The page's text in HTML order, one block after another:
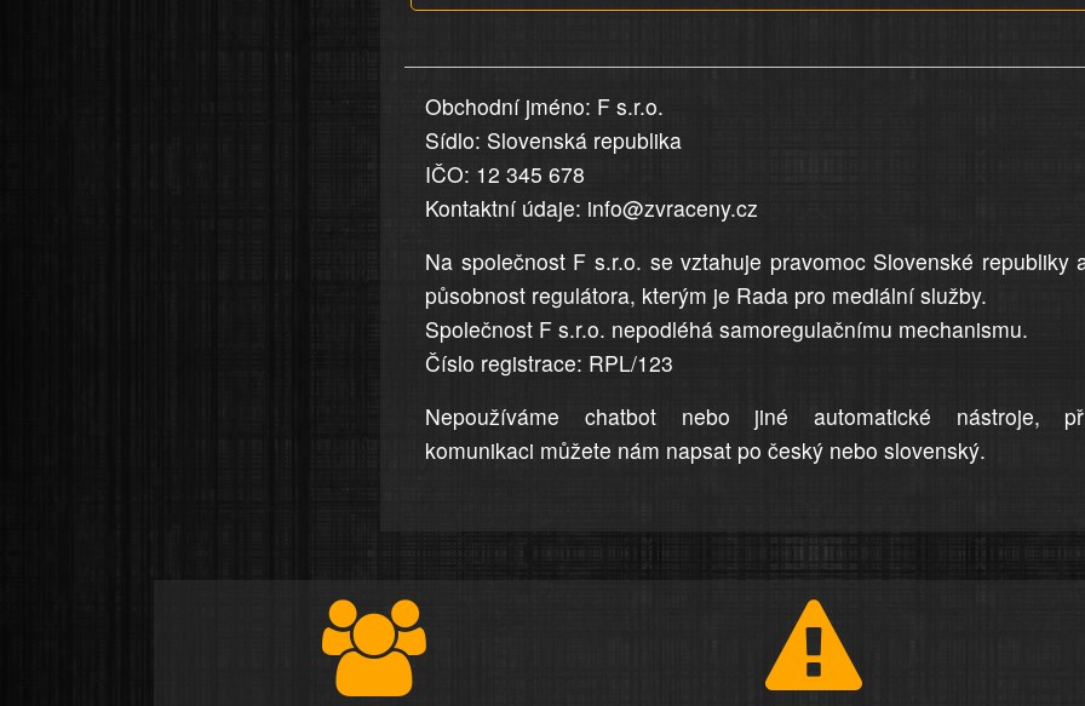
v
uvedena,
jsou
přesná
a
úplná
Obchodní jméno: F s.r.o.
Sídlo: Slovenská republika
IČO: 12 345 678
Kontaktní údaje: info@zvraceny.cz
Na společnost F s.r.o. se vztahuje pravomoc Slovenské republiky
působnost regulátora, kterým je Rada pro mediální služby.
Společnost F s.r.o. nepodléhá samoregulačnímu mechanismu.
Číslo registrace: RPL/123
Nepoužíváme chatbot nebo jiné automatické nástroje,
komunikaci můžete nám napsat po český nebo slovenský.